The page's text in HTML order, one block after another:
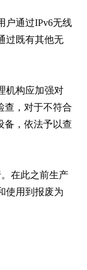
户通过IPv6无线
过既有其他无
机构应加强对
查，对于不符合
备，依法予以查
在此之前生产
使用到报废为